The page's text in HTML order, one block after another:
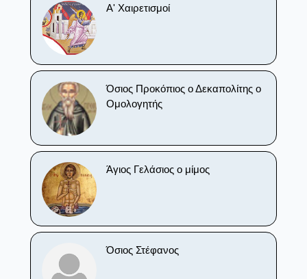
Α' Χαιρετισμοί
Όσιος Προκόπιος ο Δεκαπολίτης ο
Ομολογητής
Άγιος Γελάσιος ο μίμος
Όσιος Στέφανος